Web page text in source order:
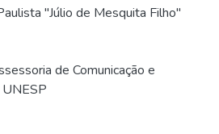
"Júlio de Mesquita Filho"
de Comunicação e